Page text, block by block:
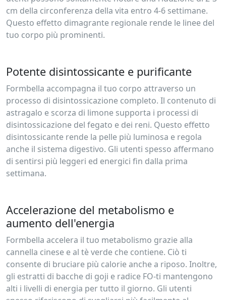
cm della circonferenza della vita entro 4-6 settimane.
Questo effetto dimagrante regionale rende le linee del
tuo corpo più prominenti.
Potente disintossicante e purificante
Formbella accompagna il tuo corpo attraverso un
processo di disintossicazione completo. Il contenuto di
astragalo e scorza di limone supporta i processi di
disintossicazione del fegato e dei reni. Questo effetto
disintossicante rende la pelle più luminosa e regola
anche il sistema digestivo. Gli utenti spesso affermano
di sentirsi più leggeri ed energici fin dalla prima
settimana.
Accelerazione del metabolismo e
aumento dell'energia
Formbella accelera il tuo metabolismo grazie alla
cannella cinese e al tè verde che contiene. Ciò ti
consente di bruciare più calorie anche a riposo. Inoltre,
gli estratti di bacche di goji e radice FO-ti mantengono
alti i livelli di energia per tutto il giorno. Gli utenti